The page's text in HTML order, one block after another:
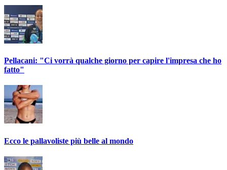
Pellacani: "Ci vorrà qualche giorno per capire l'impresa che ho
fatto"
Ecco le pallavoliste più belle al mondo